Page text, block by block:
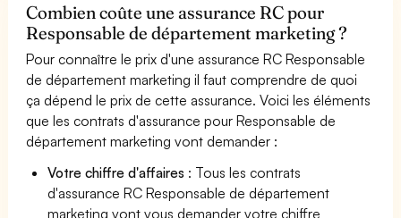
Combien coûte une assurance RC pour
Responsable de département marketing ?
Pour connaître le prix d'une assurance RC Responsable
de département marketing il faut comprendre de quoi
ça dépend le prix de cette assurance. Voici les éléments
que les contrats d'assurance pour Responsable de
département marketing vont demander :
Votre chiffre d'affaires : Tous les contrats
d'assurance RC Responsable de département
marketing vont vous demander votre chiffre